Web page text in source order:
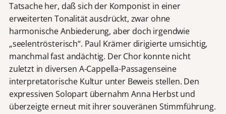
Tatsache her, daß sich der Komponist in einer
erweiterten Tonalität ausdrückt, zwar ohne
harmonische Anbiederung, aber doch irgendwie
„seelentrösterisch“. Paul Krämer dirigierte umsichtig,
manchmal fast andächtig. Der Chor konnte nicht
zuletzt in diversen A-Cappella-Passagenseine
interpretatorische Kultur unter Beweis stellen. Den
expressiven Solopart übernahm Anna Herbst und
überzeigte erneut mit ihrer souveränen Stimmführung.